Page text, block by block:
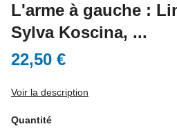
L'arme à gauche :
Sylva Koscina, ...
22,50 €
Voir la description
Quantité